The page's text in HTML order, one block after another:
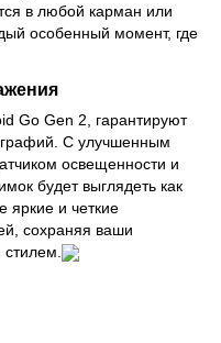
в любой карман или
особенный момент, где
Go Gen 2, гарантируют
С улучшенным
освещенности и
будет выглядеть как
яркие и четкие
сохраняя ваши